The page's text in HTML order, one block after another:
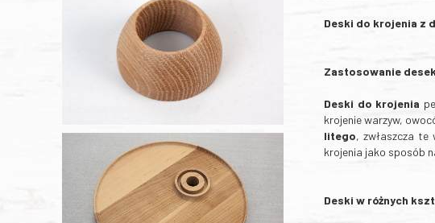
Deski do krojenia z
Zastosowanie
Deski do krojenia
krojenie warzyw,
litego, zwłaszcza te
krojenia jako sposób
Deski w różnych